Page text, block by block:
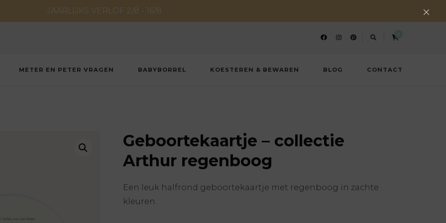
JAARLIJKS VERLOF 2/8 - 16/8
METER EN PETER VRAGEN BABYBORREL KOESTEREN & BEWAREN BLOG CONTACT
Geboortekaartje – collectie
Arthur regenboog
Een leuk halfrond geboortekaartje met regenboog in zachte
kleuren.